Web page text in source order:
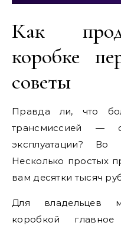
Как
коробке
советы
Правда ли, что
трансмиссией —
эксплуатации?
Несколько простых
вам десятки тысяч
Для владельцев
коробкой